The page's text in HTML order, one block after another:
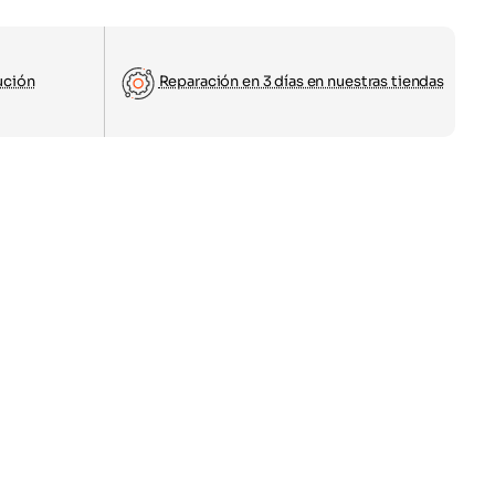
Reparación en 3 días en nuestras tiendas